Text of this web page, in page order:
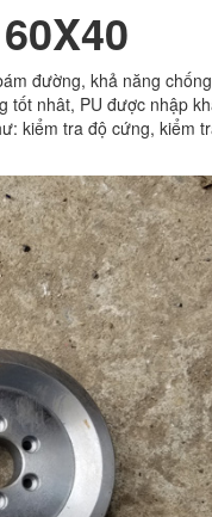
đường, khả năng
nhât, PU được nhập
kiểm tra độ cứng, kiểm